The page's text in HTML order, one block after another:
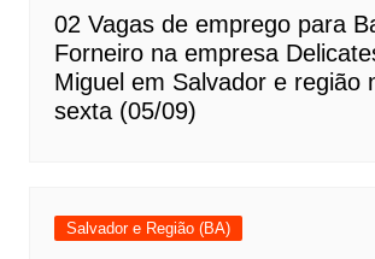
02 Vagas de emprego para
Forneiro na empresa
Miguel em Salvador e região
sexta (05/09)
Salvador e Região (BA)